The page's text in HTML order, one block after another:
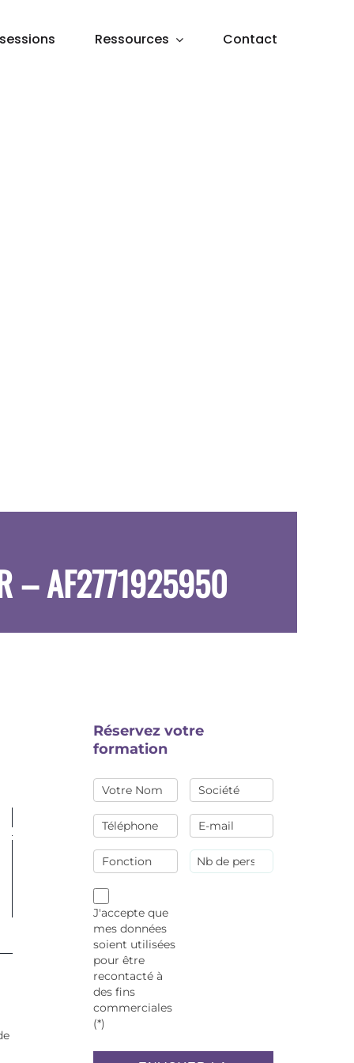
Ressources Contact
– AF2771925950
Réservez votre
formation
J'accepte que
mes données
soient utilisées
pour être
recontacté à
des fins
commerciales
(*)